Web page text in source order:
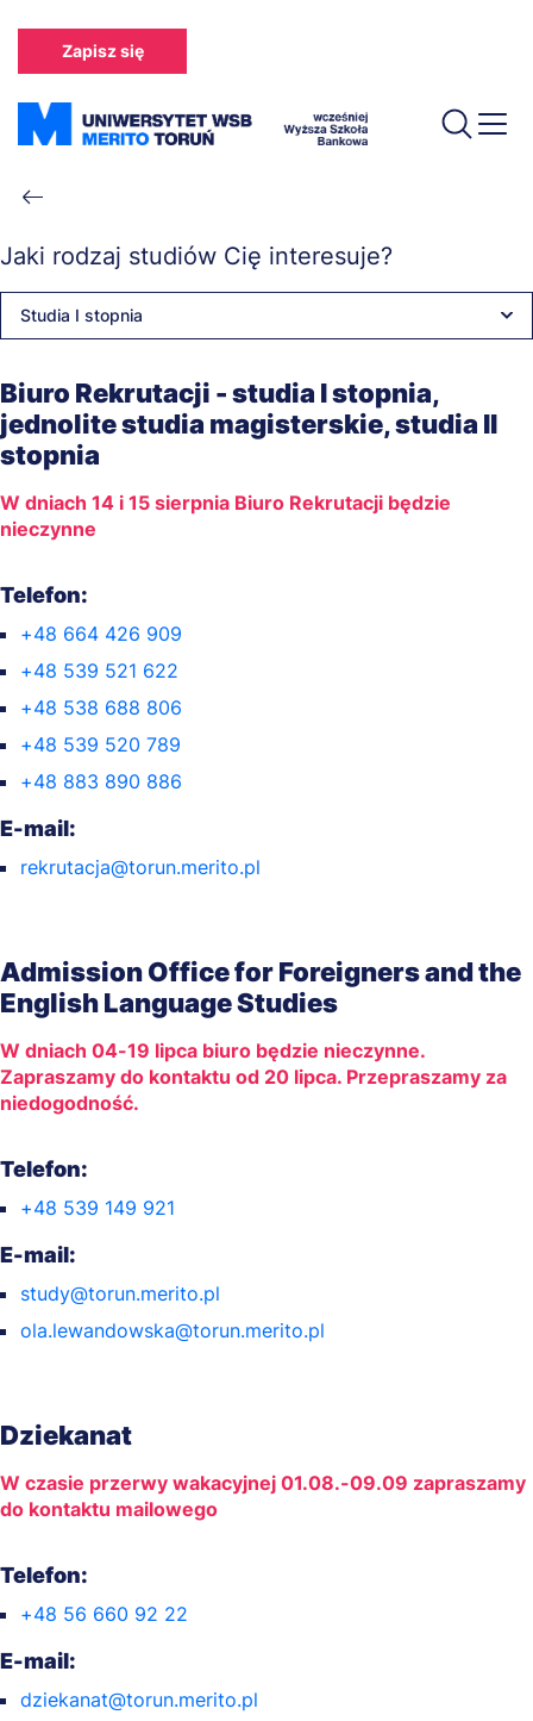
treści
Zapisz się
Ścieżka
nawigacyjna
Jaki rodzaj studiów Cię interesuje?
Studia I stopnia
Biuro Rekrutacji - studia I stopnia,
jednolite studia magisterskie, studia II
stopnia
W dniach 14 i 15 sierpnia Biuro Rekrutacji będzie
nieczynne
Telefon:
+48 664 426 909
+48 539 521 622
+48 538 688 806
+48 539 520 789
+48 883 890 886
E-mail:
rekrutacja@torun.merito.pl
Admission Office for Foreigners and the
English Language Studies
W dniach 04-19 lipca biuro będzie nieczynne.
Zapraszamy do kontaktu od 20 lipca. Przepraszamy za
niedogodność.
Telefon:
+48 539 149 921
E-mail:
study@torun.merito.pl
ola.lewandowska@torun.merito.pl
Dziekanat
W czasie przerwy wakacyjnej 01.08.-09.09 zapraszamy
do kontaktu mailowego
Telefon:
+48 56 660 92 22
E-mail:
dziekanat@torun.merito.pl